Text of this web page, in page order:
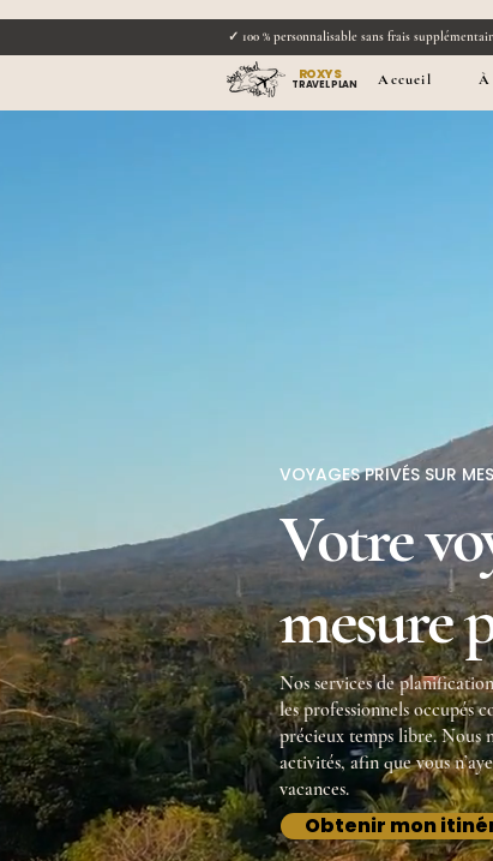
✓ 100 % personnalisable sans frais
Accueil À
ROXYS
TRAVEL PLAN
VOYAGES PRIVÉS SUR
Votre
mesure
Nos services de
les professionnels occupés
précieux temps libre. Nous
activités, afin que vous
vacances.
Obtenir mon